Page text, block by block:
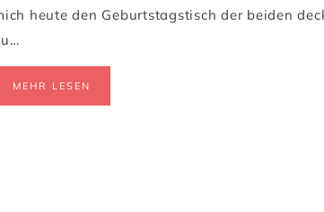
heute den Geburtstagstisch der beiden
MEHR LESEN